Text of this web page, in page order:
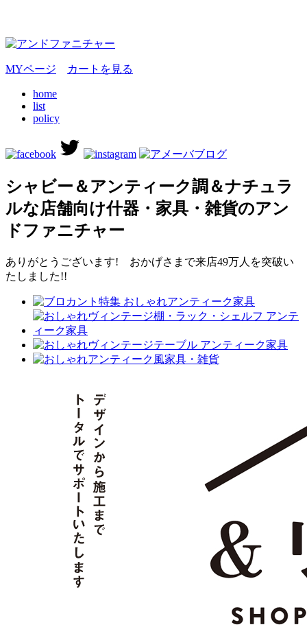
MYページ カートを見る
home
list
policy
シャビー＆アンティーク調＆ナチュラ
ルな店舗向け什器・家具・雑貨のアン
ドファニチャー
ありがとうございます! おかげさまで来店49万人を突破い
たしました!!